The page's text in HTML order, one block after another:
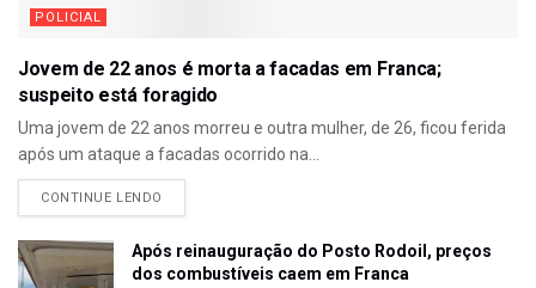
POLICIAL
Jovem de 22 anos é morta a facadas em Franca;
suspeito está foragido
Uma jovem de 22 anos morreu e outra mulher, de 26, ficou ferida
após um ataque a facadas ocorrido na...
CONTINUE LENDO
Após reinauguração do Posto Rodoil, preços
dos combustíveis caem em Franca